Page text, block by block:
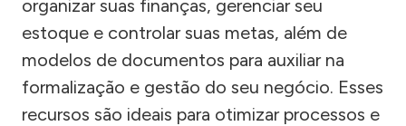
organizar suas finanças, gerenciar seu
estoque e controlar suas metas, além de
modelos de documentos para auxiliar na
formalização e gestão do seu negócio. Esses
recursos são ideais para otimizar processos e